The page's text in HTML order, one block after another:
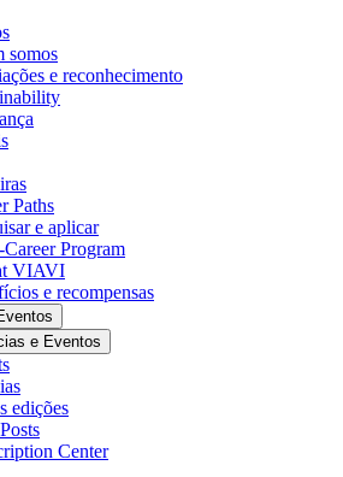
somos
e reconhecimento
Paths
e aplicar
Program
VIAVI
e recompensas
e Eventos
edições
Center